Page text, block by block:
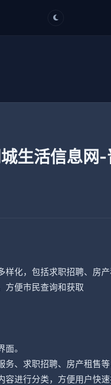
生活信息网-
化，包括求职招聘、房产
方便市民查询和获取
。
、求职招聘、房产租售等
进行分类，方便用户快速